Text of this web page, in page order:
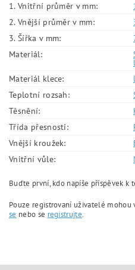
1. Vnitřní průměr v mm:
2. Vnější průměr v mm:
3. Šířka v mm:
Materiál:
Materiál klece:
Teplotní rozsah:
Těsnění:
Třída přesnosti:
Vnější kroužek:
Vnitřní vůle:
Buďte první, kdo napíše příspěvek k
Pouze registrovaní uživatelé mohou
se nebo se registrujte.